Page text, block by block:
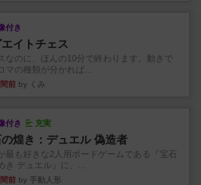
付き
イトチェス
なのに、ほんの10分で終わります。動きで
マの種類が分かれば...
前 by くみ
付き 充実
煌き：デュエル 偽造者
最も好きな2人用ボードゲームである『宝石
き デュエル』に、...
前 by 手動人形